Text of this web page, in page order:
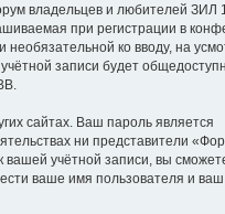
владельцев и любителей ЗИЛ
при регистрации в
ко вводу, на
записи будет
сайтах. Ваш пароль является
ни представители
вашей учётной записи, вы
ваше имя пользователя и